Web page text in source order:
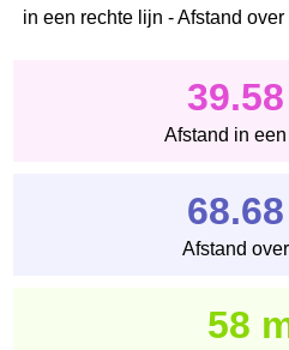
in een rechte lijn - Afstand
Afstand in
Afstand
58